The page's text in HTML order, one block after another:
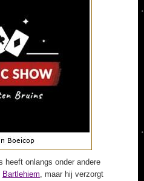
heeft onlangs onder andere
Bartlehiem, maar hij verzorgt